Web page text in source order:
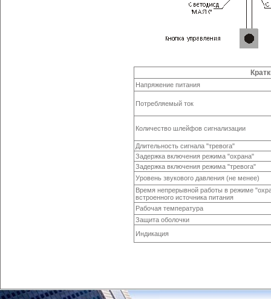
Напряжение питания
Потребляемый ток
Количество шлейфов сигнализации
Длительность сигнала "тревога"
Задержка включения режима "охрана"
Задержка включения режима "тревога"
Уровень звукового давления (не менее)
Время непрерывной работы в режиме
встроенного источника питания
Рабочая температура
Защита оболочки
Индикация